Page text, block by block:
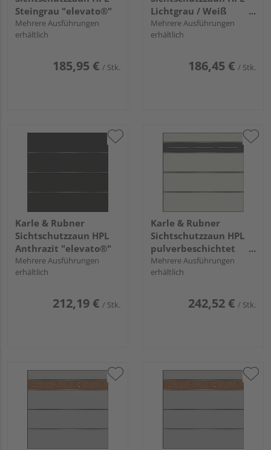
Steingrau "elevato®"
Mehrere Ausführungen
erhältlich
185,95 € / Stk.
Lichtgrau / Weiß
"elevato®"
Mehrere Ausführungen
erhältlich
186,45 € / Stk.
Karle & Rubner
Sichtschutzzaun HPL
Anthrazit "elevato®"
Mehrere Ausführungen
erhältlich
212,19 € / Stk.
Karle & Rubner
Sichtschutzzaun HPL
pulverbeschichtet
Weiß / Alu Marone
"elevato®"
Mehrere Ausführungen
erhältlich
242,52 € / Stk.